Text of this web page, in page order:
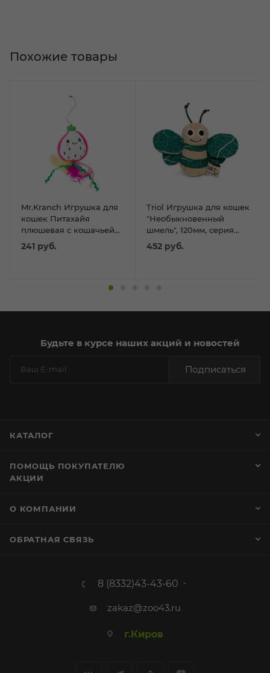
Mr.Kranch Игрушка для
кошек Питахайя
плюшевая с кошачьей
мятой и перышками 19
см зеленая
241 руб.
Triol Игрушка для кошек
"Необыкновенный
шмель", 120мм, серия
LOVE THE PLANET
452 руб.
Похожие товары
Будьте в курсе наших акций и новостей
Подписаться
КАТАЛОГ
ПОМОЩЬ ПОКУПАТЕЛЮ
АКЦИИ
О КОМПАНИИ
ОБРАТНАЯ СВЯЗЬ
8 (8332)43-43-60
zakaz@zoo43.ru
г.Киров